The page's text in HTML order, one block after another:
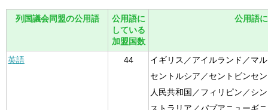
列国議会同盟の公用語
公用語に
している
加盟国数
公用語
英語 44
イギリス／アイルランド／マ
セントルシア／セントビンセ
人民共和国／フィリピン／シ